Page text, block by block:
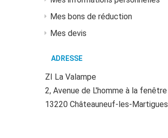
Mes bons de réduction
Mes devis
ADRESSE
ZI La Valampe
2, Avenue de L'homme à la fenêtre
13220 Châteauneuf-les-Martigues